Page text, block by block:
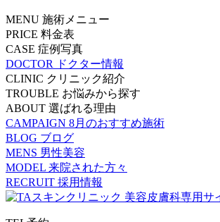
MENU 施術メニュー
PRICE 料金表
CASE 症例写真
DOCTOR
ドクター情報
CLINIC クリニック紹介
TROUBLE お悩みから探す
ABOUT 選ばれる理由
CAMPAIGN 8月のおすすめ施術
BLOG ブログ
MENS 男性美容
MODEL 来院された方々
RECRUIT 採用情報